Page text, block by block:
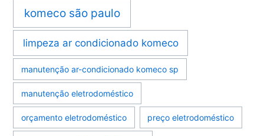
komeco são paulo
limpeza ar condicionado komeco
manutenção ar-condicionado komeco sp
manutenção eletrodoméstico
orçamento eletrodoméstico preço eletrodoméstico